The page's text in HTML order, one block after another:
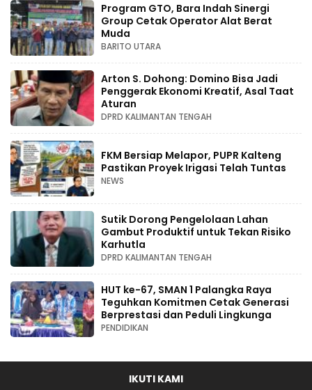
Program GTO, Bara Indah Sinergi
Group Cetak Operator Alat Berat
Muda
BARITO UTARA
Arton S. Dohong: Domino Bisa Jadi
Penggerak Ekonomi Kreatif, Asal Taat
Aturan
DPRD KALIMANTAN TENGAH
FKM Bersiap Melapor, PUPR Kalteng
Pastikan Proyek Irigasi Telah Tuntas
NEWS
Sutik Dorong Pengelolaan Lahan
Gambut Produktif untuk Tekan Risiko
Karhutla
DPRD KALIMANTAN TENGAH
HUT ke-67, SMAN 1 Palangka Raya
Teguhkan Komitmen Cetak Generasi
Berprestasi dan Peduli Lingkunga
PENDIDIKAN
IKUTI KAMI